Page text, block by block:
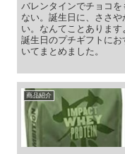
バレンタインでチョコ
ない。誕生日に、ささ
い。なんてことありま
誕生日のプチギフトに
いてまとめました。
商品紹介